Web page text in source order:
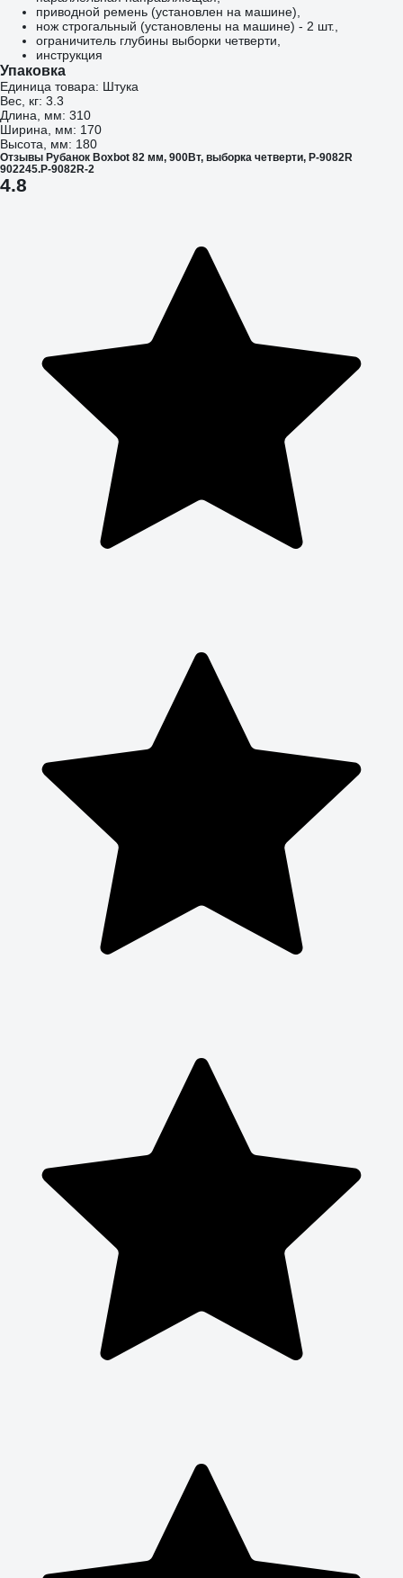
приводной ремень (установлен на машине),
нож строгальный (установлены на машине) - 2 шт.,
ограничитель глубины выборки четверти,
инструкция
Упаковка
Единица товара: Штука
Вес, кг: 3.3
Длина, мм: 310
Ширина, мм: 170
Высота, мм: 180
Отзывы Рубанок Boxbot 82 мм, 900Вт, выборка четверти, P-9082R
902245.P-9082R-2
4.8